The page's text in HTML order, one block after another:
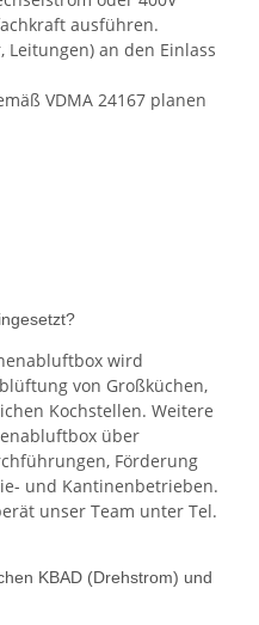
ausführen.
Leitungen) an den Einlass
VDMA 24167 planen
wird
von Großküchen,
Kochstellen. Weitere
über
Förderung
und Kantinenbetrieben.
unser Team unter Tel.
KBAD (Drehstrom) und